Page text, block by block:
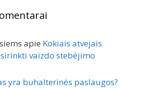
apie Kokiais atvejais
vaizdo stebėjimo
yra buhalterinės paslaugos?